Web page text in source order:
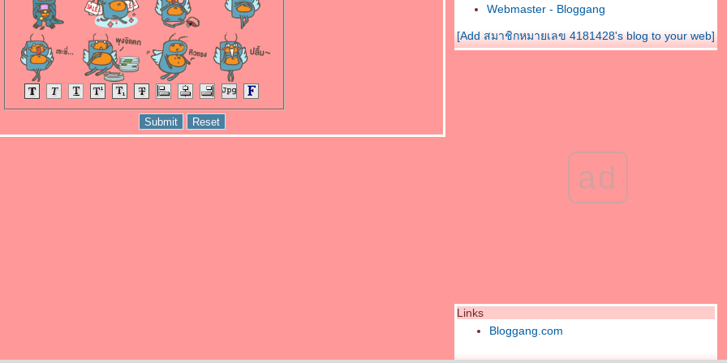
Webmaster - Bloggang
[Add สมาชิกหมายเลข 4181428's blog to your web]
ad
Links
Bloggang.com